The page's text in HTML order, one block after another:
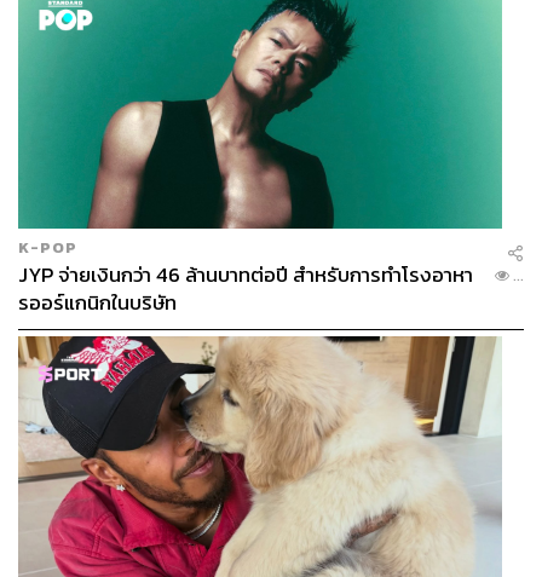
K-POP
JYP จ่ายเงินกว่า 46 ล้านบาทต่อปี สำหรับการทำโรงอาหา
รออร์แกนิกในบริษัท
...